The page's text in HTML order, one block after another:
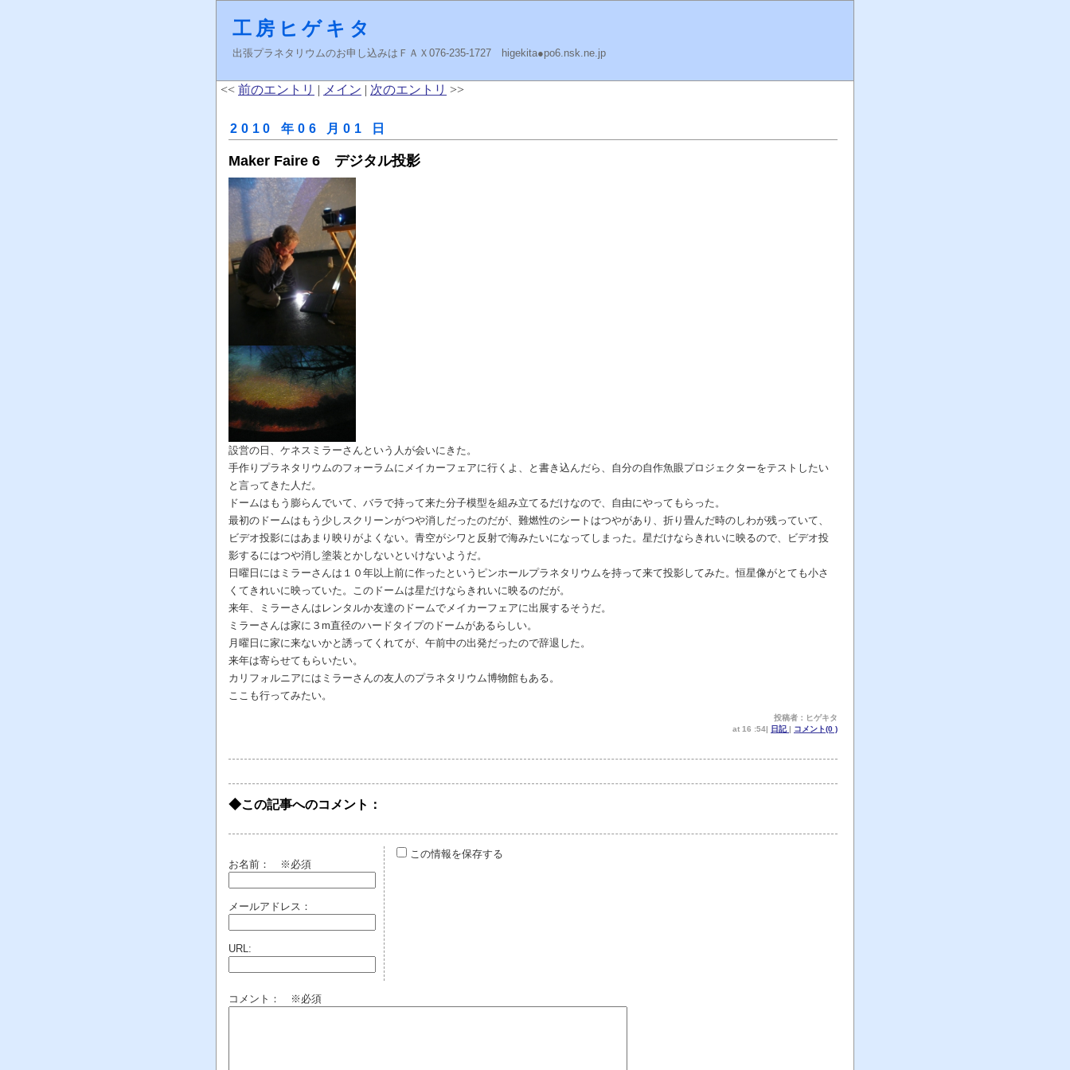
工房ヒゲキタ
出張プラネタリウムのお申し込みはＦＡＸ076-235-1727 higekita●po6.nsk.ne.jp
<< 前のエントリ | メイン | 次のエントリ >>
2010 年06 月01 日
Maker Faire 6 デジタル投影
設営の日、ケネスミラーさんという人が会いにきた。
手作りプラネタリウムのフォーラムにメイカーフェアに行くよ、と書き込んだら、自分の自作魚眼プロジェクターをテストしたい
と言ってきた人だ。
ドームはもう膨らんでいて、バラで持って来た分子模型を組み立てるだけなので、自由にやってもらった。
最初のドームはもう少しスクリーンがつや消しだったのだが、難燃性のシートはつやがあり、折り畳んだ時のしわが残っていて、
ビデオ投影にはあまり映りがよくない。青空がシワと反射で海みたいになってしまった。星だけならきれいに映るので、ビデオ投
影するにはつや消し塗装とかしないといけないようだ。
日曜日にはミラーさんは１０年以上前に作ったというピンホールプラネタリウムを持って来て投影してみた。恒星像がとても小さ
くてきれいに映っていた。このドームは星だけならきれいに映るのだが。
来年、ミラーさんはレンタルか友達のドームでメイカーフェアに出展するそうだ。
ミラーさんは家に３m直径のハードタイプのドームがあるらしい。
月曜日に家に来ないかと誘ってくれてが、午前中の出発だったので辞退した。
来年は寄らせてもらいたい。
カリフォルニアにはミラーさんの友人のプラネタリウム博物館もある。
ここも行ってみたい。
投稿者：ヒゲキタ
at 16 :54| 日記| コメント(0 )
◆この記事へのコメント：
お名前： ※必須
メールアドレス：
URL:
この情報を保存する
コメント： ※必須